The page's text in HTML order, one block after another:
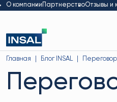
О компании ПартнерствоОтзывы и
Главная Блог INSAL